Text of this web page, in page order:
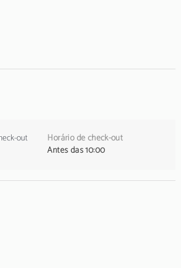
Horário de check-out
Antes das 10:00